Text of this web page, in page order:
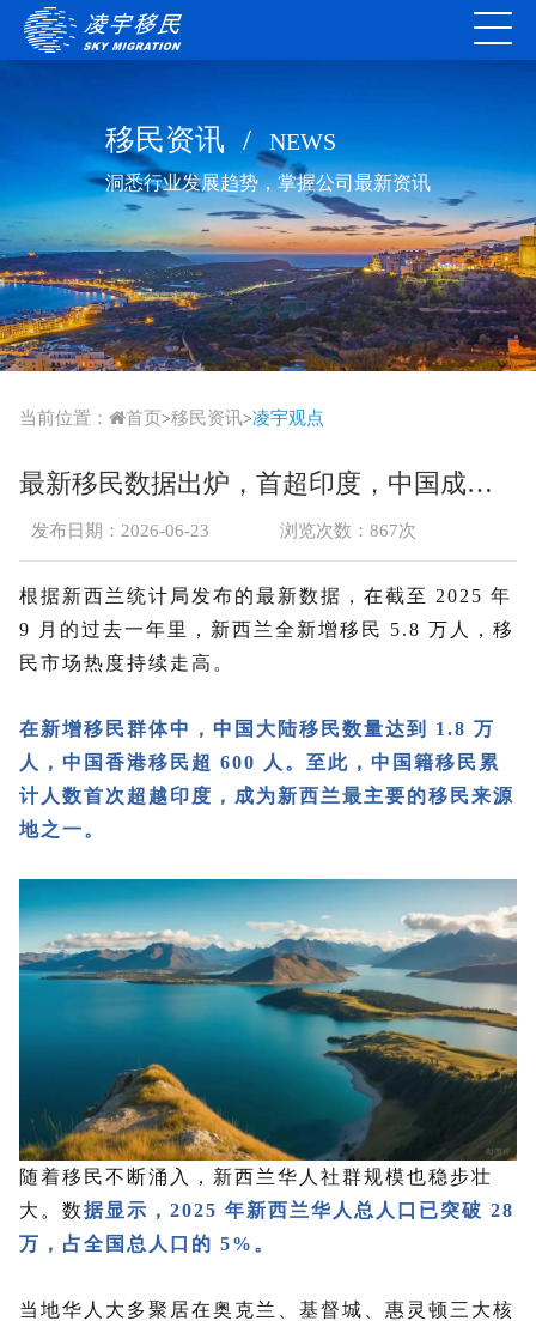
移民资讯 / NEWS
洞悉行业发展趋势，掌握公司最新资讯
当前位置： 首页>移民资讯>凌宇观点
最新移民数据出炉，首超印度，中国成为新西兰最大移民来源国！
发布日期：2026-06-23 浏览次数：867次
根据新西兰统计局发布的最新数据，在截至 2025 年
9 月的过去一年里，新西兰全新增移民 5.8 万人，移
民市场热度持续走高。
在新增移民群体中， 中国大陆移民数量达到 1.8 万
人
，中国香港移民超 600 人。至此，中国籍移民累
计人数首次超越印度，成为新西兰最主要的移民来源
地之一。
随着移民不断涌入，新西兰华人社群规模也稳步壮
大。数据显示，2025 年新西兰华人总人口已突破 28
万，占全国总人口的 5%。
当地华人大多聚居在奥克兰、基督城、惠灵顿三大核